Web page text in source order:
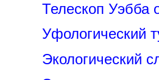
Телескоп Уэбба
Уфологический
Экологический